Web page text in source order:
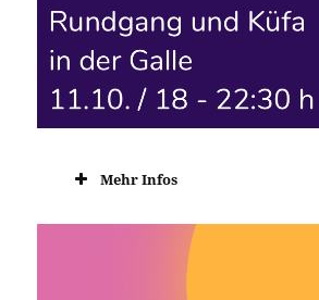
Mehr Infos